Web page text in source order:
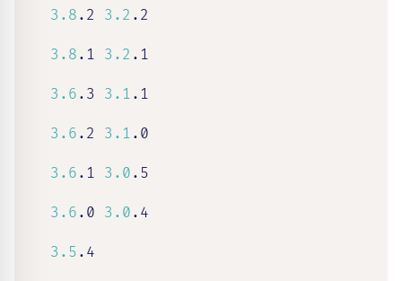
3.8 .2 3.2 .2
3.8 .1 3.2 .1
3.6 .3 3.1 .1
3.6 .2 3.1 .0
3.6 .1 3.0 .5
3.6 .0 3.0 .4
3.5 .4